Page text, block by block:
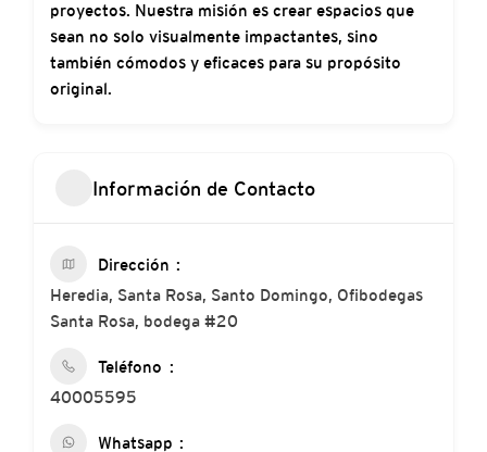
proyectos. Nuestra misión es crear espacios que
sean no solo visualmente impactantes, sino
también cómodos y eficaces para su propósito
original.
Información de Contacto
Dirección
Heredia, Santa Rosa, Santo Domingo, Ofibodegas
Santa Rosa, bodega #20
Teléfono
40005595
Whatsapp